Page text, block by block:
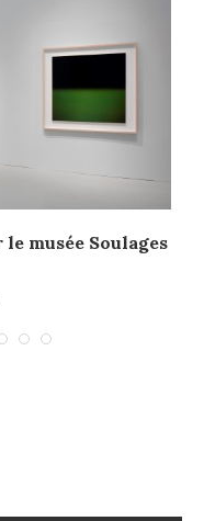
musée Soulages